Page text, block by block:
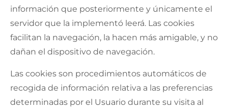
información que posteriormente y únicamente el
servidor que la implementó leerá. Las cookies
facilitan la navegación, la hacen más amigable, y no
dañan el dispositivo de navegación.
Las cookies son procedimientos automáticos de
recogida de información relativa a las preferencias
determinadas por el Usuario durante su visita al